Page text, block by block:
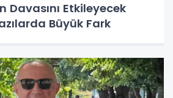
Davasını Etkileyecek
Büyük Fark